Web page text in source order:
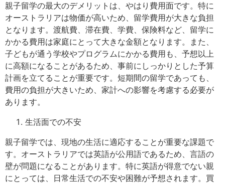
親子留学の最大のデメリットは、やはり費用面です。特に
オーストラリアは物価が高いため、留学費用が大きな負担
となります。渡航費、滞在費、学費、保険料など、留学に
かかる費用は家庭にとって大きな金額となります。また、
子どもが通う学校やプログラムにかかる費用も、予想以上
に高額になることがあるため、事前にしっかりとした予算
計画を立てることが重要です。短期間の留学であっても、
費用の負担が大きいため、家計への影響を考慮する必要が
あります。
生活面での不安
親子留学では、現地の生活に適応することが重要な課題で
す。オーストラリアでは英語が公用語であるため、言語の
壁が問題になることがあります。特に英語が得意でない親
にとっては、日常生活での不安や困難が予想されます。買